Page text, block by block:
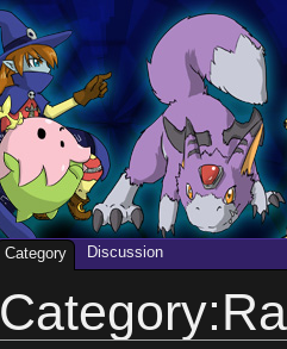
Category Discussion